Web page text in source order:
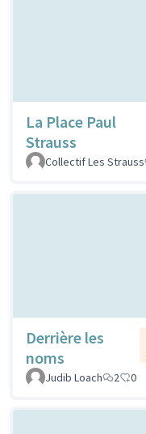
La Place Paul
Strauss
Collectif Les Strauss
Derrière les
noms
Judib Loach
2 0